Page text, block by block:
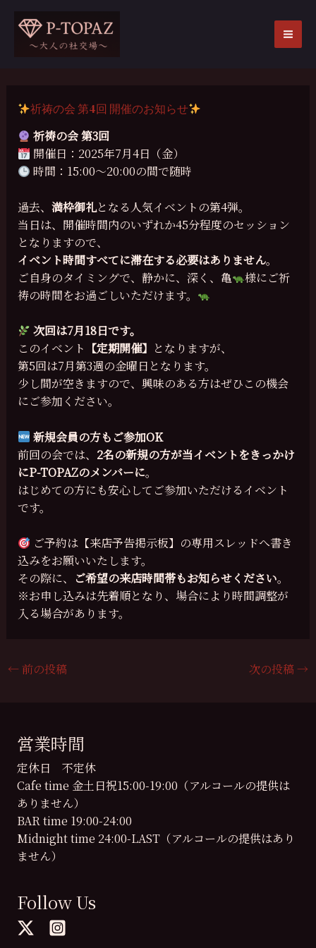
祈祷の会 第4回 開催のお知らせ
祈祷の会 第3回
開催日：2025年7月4日（金）
時間：15:00〜20:00の間で随時
過去、 満枠御礼となる人気イベントの第4弾。
当日は、開催時間内のいずれか45分程度のセッション
となりますので、
イベント時間すべてに滞在する必要はありません。
ご自身のタイミングで、静かに、深く、亀
様にご祈
祷の時間をお過ごしいただけます。
次回は7月18日です。
このイベント 【定期開催】 となりますが、
第5回は7月第3週の金曜日となります。
少し間が空きますので、興味のある方はぜひこの機会
にご参加ください。
新規会員の方もご参加OK
前回の会では、 2名の新規の方が当イベントをきっかけ
にP-TOPAZのメンバーに。
はじめての方にも安心してご参加いただけるイベント
です。
ご予約は【来店予告掲示板】の専用スレッドへ書き
込みをお願いいたします。
その際に、
ご希望の来店時間帯もお知らせください。
※お申し込みは先着順となり、場合により時間調整が
入る場合があります。
←前の投稿 次の投稿→
営業時間
定休日 不定休
Cafe time 金土日祝15:00-19:00（アルコールの提供は
ありません）
BAR time 19:00-24:00
Midnight time 24:00-LAST（アルコールの提供はあり
ません）
Follow Us